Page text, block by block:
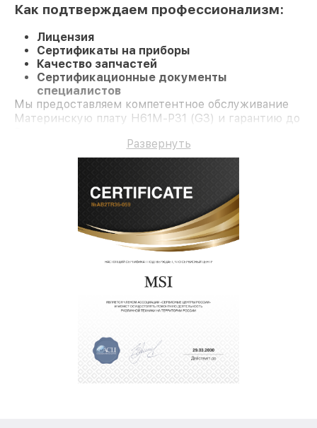
Как подтверждаем профессионализм:
Лицензия
Сертификаты на приборы
Качество запчастей
Сертификационные документы
специалистов
Мы предоставляем компетентное обслуживание
Материнскую плату H61M-P31 (G3) и гарантию до
Развернуть